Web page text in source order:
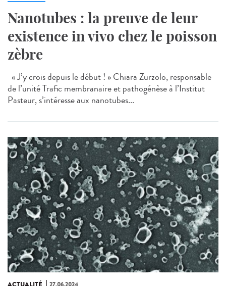
Nanotubes : la preuve de leur
existence in vivo chez le poisson
zèbre
« J’y crois depuis le début ! » Chiara Zurzolo, responsable
de l’unité Trafic membranaire et pathogénèse à l’Institut
Pasteur, s’intéresse aux nanotubes...